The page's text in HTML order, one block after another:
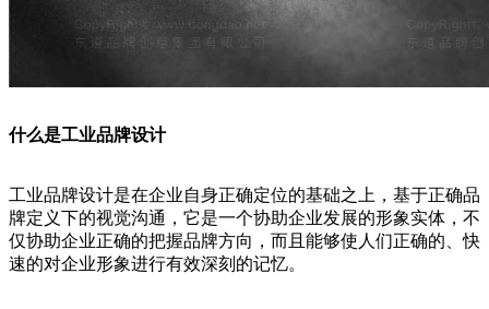
什么是工业品牌设计
工业品牌设计是在企业自身正确定位的基础之上，基于正确品
牌定义下的视觉沟通，它是一个协助企业发展的形象实体，不
仅协助企业正确的把握品牌方向，而且能够使人们正确的、快
速的对企业形象进行有效深刻的记忆。